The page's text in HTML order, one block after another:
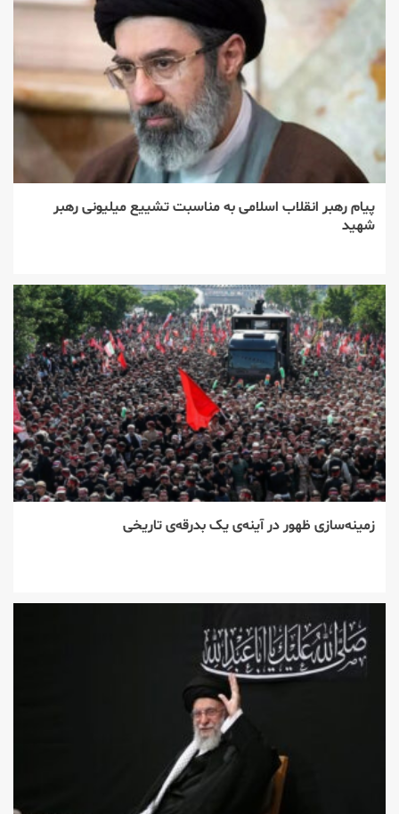
پیام رهبر انقلاب اسلامی به مناسبت تشییع میلیونی رهبر
شهید
زمینه‌سازی ظهور در آینه‌ی یک بدرقه‌ی تاریخی